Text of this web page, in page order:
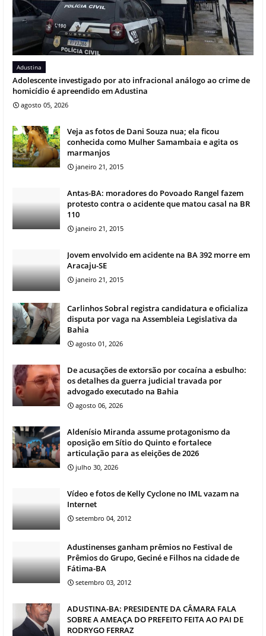
Adustina
Adolescente investigado por ato infracional análogo ao crime de
homicídio é apreendido em Adustina
agosto 05, 2026
Veja as fotos de Dani Souza nua; ela ficou
conhecida como Mulher Samambaia e agita os
marmanjos
janeiro 21, 2015
Antas-BA: moradores do Povoado Rangel fazem
protesto contra o acidente que matou casal na BR
110
janeiro 21, 2015
Jovem envolvido em acidente na BA 392 morre em
Aracaju-SE
janeiro 21, 2015
Carlinhos Sobral registra candidatura e oficializa
disputa por vaga na Assembleia Legislativa da
Bahia
agosto 01, 2026
De acusações de extorsão por cocaína a esbulho:
os detalhes da guerra judicial travada por
advogado executado na Bahia
agosto 06, 2026
Aldenísio Miranda assume protagonismo da
oposição em Sítio do Quinto e fortalece
articulação para as eleições de 2026
julho 30, 2026
Vídeo e fotos de Kelly Cyclone no IML vazam na
Internet
setembro 04, 2012
Adustinenses ganham prêmios no Festival de
Prêmios do Grupo, Geciné e Filhos na cidade de
Fátima-BA
setembro 03, 2012
ADUSTINA-BA: PRESIDENTE DA CÂMARA FALA
SOBRE A AMEAÇA DO PREFEITO FEITA AO PAI DE
RODRYGO FERRAZ